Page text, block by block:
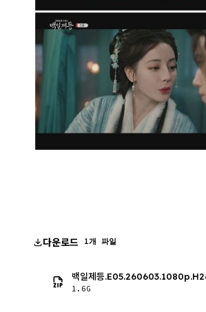
다운로드 1개 파일
백일제등
1.6G